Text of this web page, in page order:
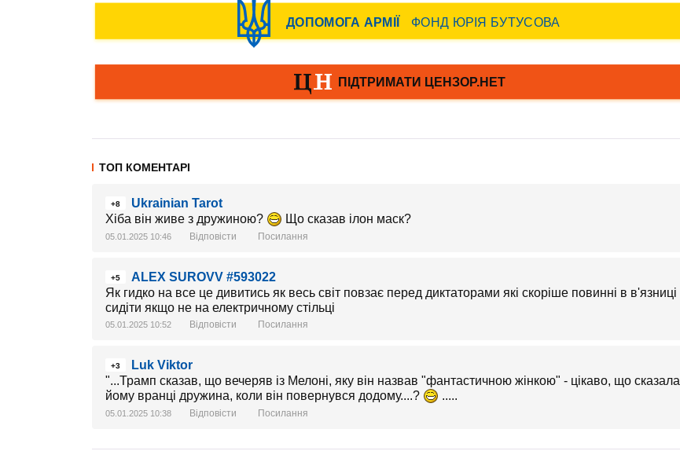
ТОП КОМЕНТАРІ
+8
Ukrainian Tarot
Хіба він живе з дружиною?
Що сказав ілон маск?
05.01.2025 10:46 Відповісти Посилання
+5
ALEX SUROVV #593022
Як гидко на все це дивитись як весь світ повзає перед диктаторами які скоріше повинні в в'язниці
сидіти якщо не на електричному стільці
05.01.2025 10:52 Відповісти Посилання
+3
Luk Viktor
"...Трамп сказав, що вечеряв із Мелоні, яку він назвав "фантастичною жінкою" - цікаво, що сказала
йому вранці дружина, коли він повернувся додому....?
.....
05.01.2025 10:38 Відповісти Посилання